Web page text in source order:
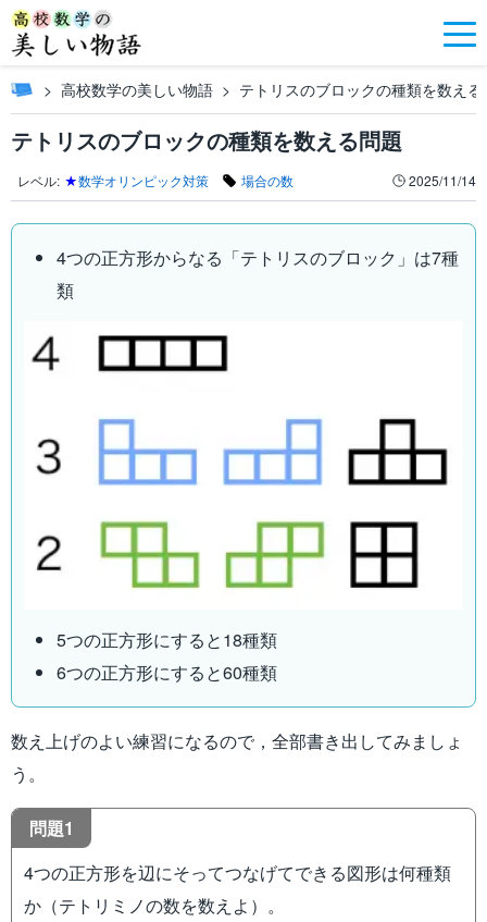
高校数学の美しい物語 テトリスのブロックの種類を数える
テトリスのブロックの種類を数える問題
レベル: ★数学オリンピック対策 場合の数 2025/11/14
4つの正方形からなる「テトリスのブロック」は7種
類
5つの正方形にすると18種類
6つの正方形にすると60種類
数え上げのよい練習になるので，全部書き出してみましょ
う。
問題1
4つの正方形を辺にそってつなげてできる図形は何種類
か（テトリミノの数を数えよ）。